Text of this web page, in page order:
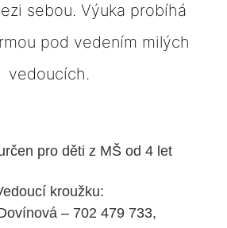
sebou. Výuka probíhá
pod vedením milých
vedoucích.
proděti z MŠ od 4 let
kroužku:
– 702 479 733,